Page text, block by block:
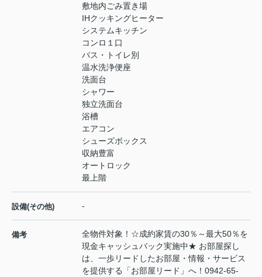
敷地内ごみ置き場
IHクッキングヒーター
システムキッチン
コンロ１口
バス・トイレ別
温水洗浄便座
洗面台
シャワー
独立洗面台
浴槽
エアコン
シューズボックス
収納豊富
オートロック
最上階
設備(その他) -
備考
全物件対象！☆成約家賃の30％～最大50％を
現金キャッシュバック実施中★ お部屋探し
は、一歩リードしたお部屋・情報・サービス
を提供する「お部屋リード」へ！0942-65-